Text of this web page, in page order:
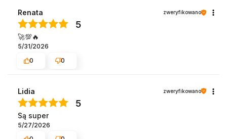
Renata zweryfikowano
5
🚀💯🔥
5/31/2026
0
0
Lidia zweryfikowano
5
Są super
5/27/2026